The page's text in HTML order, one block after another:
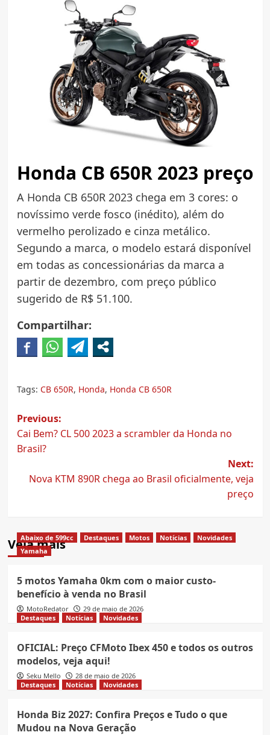
Honda CB 650R 2023 preço
A Honda CB 650R 2023 chega em 3 cores: o
novíssimo verde fosco (inédito), além do
vermelho perolizado e cinza metálico.
Segundo a marca, o modelo estará disponível
em todas as concessionárias da marca a
partir de dezembro, com preço público
sugerido de R$ 51.100.
Compartilhar:
Tags: CB 650R, Honda, Honda CB 650R
Post
navigation
Previous:
Cai Bem? CL 500 2023 a scrambler da Honda no
Brasil?
Next:
Nova KTM 890R chega ao Brasil oficialmente, veja
preço
Veja mais
Abaixo de 599cc Destaques Motos Notícias
Novidades
Yamaha
5 motos Yamaha 0km com o maior custo-
benefício à venda no Brasil
MotoRedator
29 de maio de 2026
Destaques
Notícias Novidades
OFICIAL: Preço CFMoto Ibex 450 e todos os outros
modelos, veja aqui!
Seku Mello
28 de maio de 2026
Destaques
Notícias Novidades
Honda Biz 2027: Confira Preços e Tudo o que
Mudou na Nova Geração